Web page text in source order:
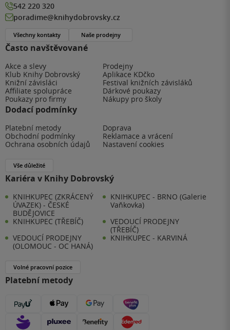
Často navštěvované
Akce a slevy
Prodejny
Klub Knihy Dobrovský
Aplikace KDčko
Knižní závisláci
Festival knižních závisláků
Affiliate spolupráce
Dárkové poukazy
Poukazy pro firmy
Nákupy pro školy
Dodací podmínky
Platební metody
Doprava
Obchodní podmínky
Reklamace a vrácení
Ochrana osobních údajů
Nastavení cookies
Vše důležité
Kariéra v Knihy Dobrovský
KNIHKUPEC (ZKRÁCENÝ
ÚVAZEK) - ČESKÉ
BUDĚJOVICE
KNIHKUPEC - BRNO (Galerie
Vaňkovka)
KNIHKUPEC (TŘEBÍČ)
VEDOUCÍ PRODEJNY
(TŘEBÍČ)
VEDOUCÍ PRODEJNY
(OLOMOUC - OC HANÁ)
KNIHKUPEC - KARVINÁ
Volné pracovní pozice
Platební metody
542 220 320
poradime@knihydobrovsky.cz
Všechny kontakty Naše prodejny